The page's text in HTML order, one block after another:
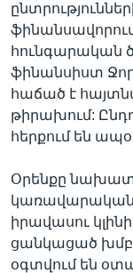
հունգարական
ֆինանսիստ
հաճած է
թիրախում:
հերքում են
Օրենքը
կառավարական
իրավասու
ցանկացած
օգտվում են